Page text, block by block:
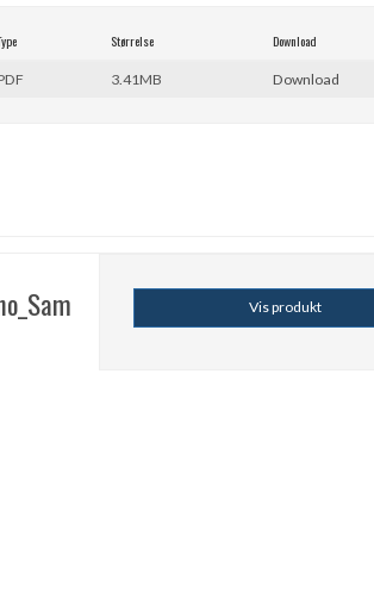
Størrelse Download
3.41MB Download
Vis produkt